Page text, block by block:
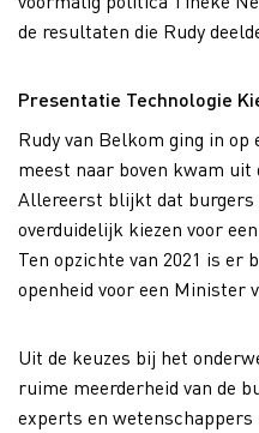
de resultaten die Rudy
Presentatie Technologie
Rudy van Belkom ging in
meest naar boven kwam uit
Allereerst blijkt dat burgers
overduidelijk kiezen voor
Ten opzichte van 2021 is
openheid voor een Minister
Uit de keuzes bij het
ruime meerderheid van de
experts en wetenschappers